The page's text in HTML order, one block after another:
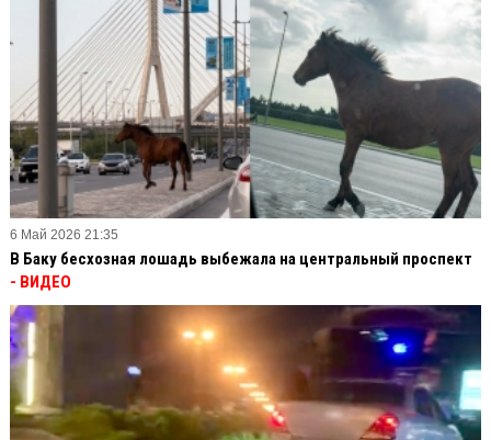
6 Май 2026 21:35
В Баку бесхозная лошадь выбежала на центральный проспект
- ВИДЕО